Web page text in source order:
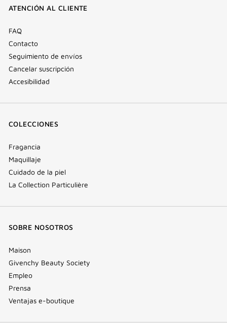
ventana)
ATENCIÓN AL CLIENTE
FAQ
Contacto
Seguimiento de envíos
Cancelar suscripción
Accesibilidad
COLECCIONES
Fragancia
Maquillaje
Cuidado de la piel
La Collection Particulière
SOBRE NOSOTROS
Maison
Givenchy Beauty Society
Empleo
Prensa
Ventajas e-boutique